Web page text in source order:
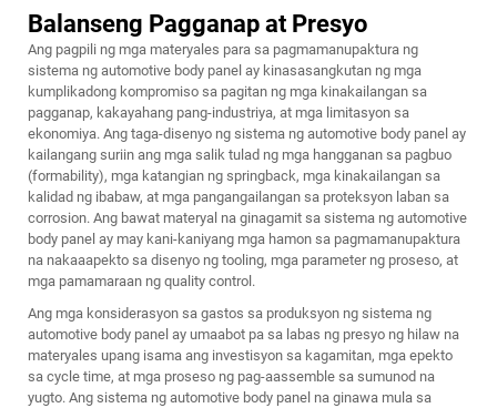
Balanseng Pagganap at Presyo
Ang pagpili ng mga materyales para sa pagmamanupaktura ng
sistema ng automotive body panel ay kinasasangkutan ng mga
kumplikadong kompromiso sa pagitan ng mga kinakailangan sa
pagganap, kakayahang pang-industriya, at mga limitasyon sa
ekonomiya. Ang taga-disenyo ng sistema ng automotive body panel ay
kailangang suriin ang mga salik tulad ng mga hangganan sa pagbuo
(formability), mga katangian ng springback, mga kinakailangan sa
kalidad ng ibabaw, at mga pangangailangan sa proteksyon laban sa
corrosion. Ang bawat materyal na ginagamit sa sistema ng automotive
body panel ay may kani-kaniyang mga hamon sa pagmamanupaktura
na nakaaapekto sa disenyo ng tooling, mga parameter ng proseso, at
mga pamamaraan ng quality control.
Ang mga konsiderasyon sa gastos sa produksyon ng sistema ng
automotive body panel ay umaabot pa sa labas ng presyo ng hilaw na
materyales upang isama ang investisyon sa kagamitan, mga epekto
sa cycle time, at mga proseso ng pag-aassemble sa sumunod na
yugto. Ang sistema ng automotive body panel na ginawa mula sa